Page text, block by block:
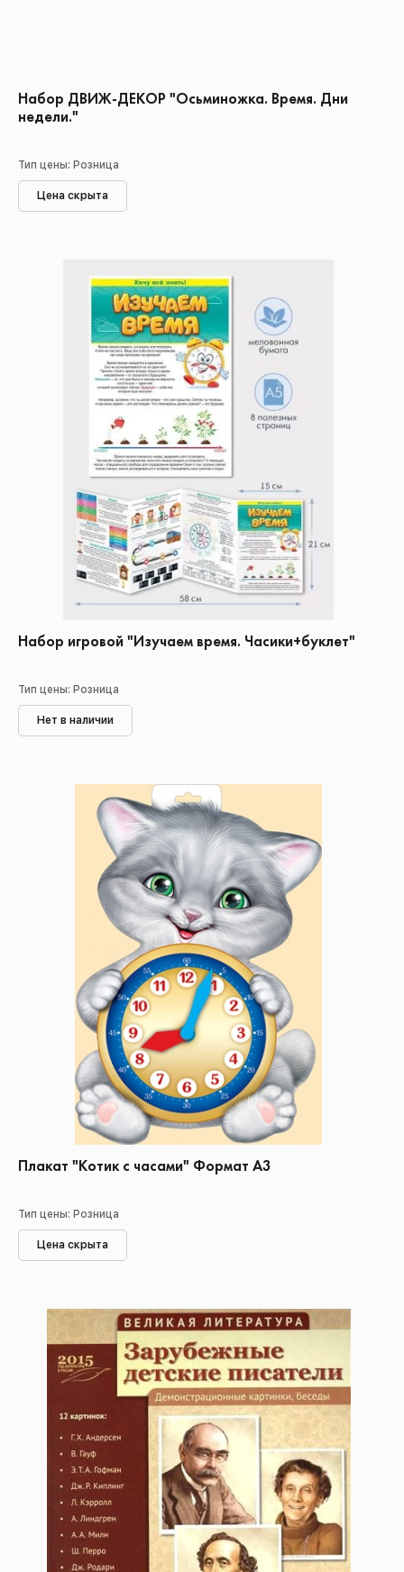
Набор ДВИЖ-ДЕКОР "Осьминожка. Время. Дни
недели."
Тип цены: Розница
Цена скрыта
Набор игровой "Изучаем время. Часики+буклет"
Тип цены: Розница
Нет в наличии
Плакат "Котик с часами" Формат А3
Тип цены: Розница
Цена скрыта